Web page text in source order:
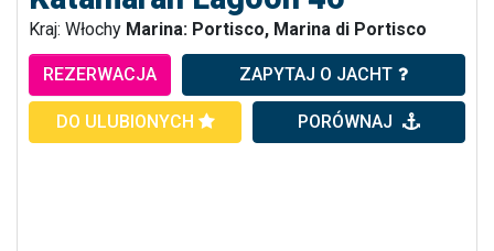
Kraj: Włochy Marina: Portisco, Marina di Portisco
REZERWACJA ZAPYTAJ O JACHT
DO ULUBIONYCH PORÓWNAJ